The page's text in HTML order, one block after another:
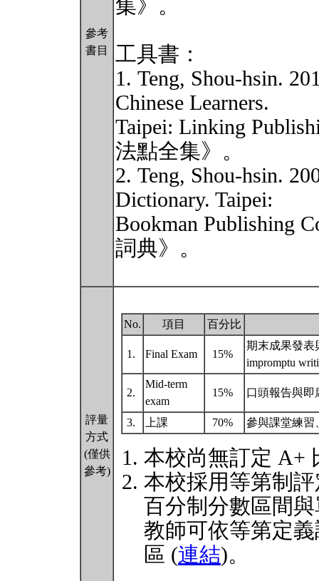
參考
書目
集》。
工具書：
1. Teng, Shou-hsin.
Chinese Learners.
Taipei: Linking
法點全集》。
2. Teng, Shou-hsin.
Dictionary. Taipei:
Bookman Publishing
詞典》。
評量
方式
(僅供
參考)
No. 項目 百分比
1. Final Exam 15%
期末成果發表
impromptu
2.
Mid-term
exam
15% 口頭報告與即
3. 上課 70% 參與課堂練習
本校尚無訂定 A+
本校採用等第制
百分制分數區間
教師可依等第定
區 (連結)。